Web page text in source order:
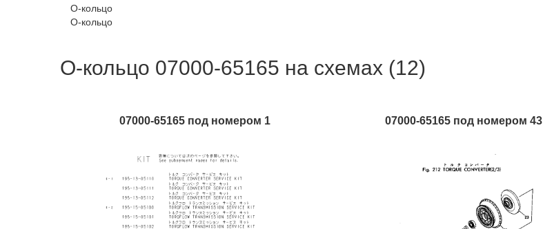
О-кольцо
О-кольцо
О-кольцо 07000-65165 на схемах (12)
07000-65165 под номером 1 07000-65165 под номером 43